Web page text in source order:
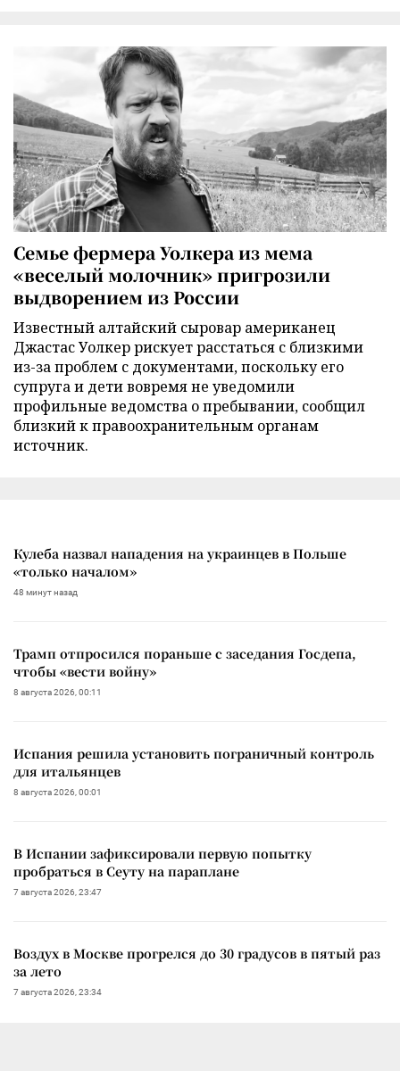
Семье фермера Уолкера из мема
«веселый молочник» пригрозили
выдворением из России
Известный алтайский сыровар американец
Джастас Уолкер рискует расстаться с близкими
из-за проблем с документами, поскольку его
супруга и дети вовремя не уведомили
профильные ведомства о пребывании, сообщил
близкий к правоохранительным органам
источник.
Кулеба назвал нападения на украинцев в Польше
«только началом»
48 минут назад
Трамп отпросился пораньше с заседания Госдепа,
чтобы «вести войну»
8 августа 2026, 00:11
Испания решила установить пограничный контроль
для итальянцев
8 августа 2026, 00:01
В Испании зафиксировали первую попытку
пробраться в Сеуту на параплане
7 августа 2026, 23:47
Воздух в Москве прогрелся до 30 градусов в пятый раз
за лето
7 августа 2026, 23:34